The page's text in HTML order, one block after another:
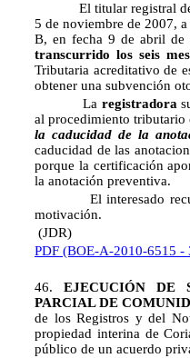
El titular registral de
5 de noviembre de 2007,
B, en fecha 9 de abril de
transcurrido los seis
Tributaria acreditativo de
obtener una subvención
La registradora
al procedimiento
la caducidad de la
caducidad de las
porque la certificación
la anotación preventiva.
El interesado
motivación.
(JDR)
PDF (BOE-A-2010-6515 -
46.EJECUCIÓN DE
PARCIAL DE
de los Registros y del
propiedad interina de
público de un acuerdo